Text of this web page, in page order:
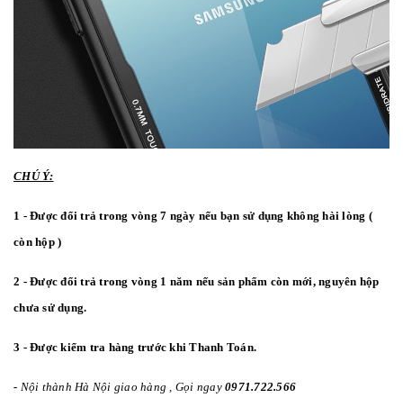
CHÚ Ý:
1 - Được đổi trả trong vòng 7 ngày nếu bạn sử dụng không hài lòng (
còn hộp )
2 - Được đổi trả trong vòng 1 năm nếu sản phẩm còn mới, nguyên hộp
chưa sử dụng.
3 - Được kiểm tra hàng trước khi Thanh Toán.
- Nội thành Hà Nội giao hàng , Gọi ngay 0971.722.566